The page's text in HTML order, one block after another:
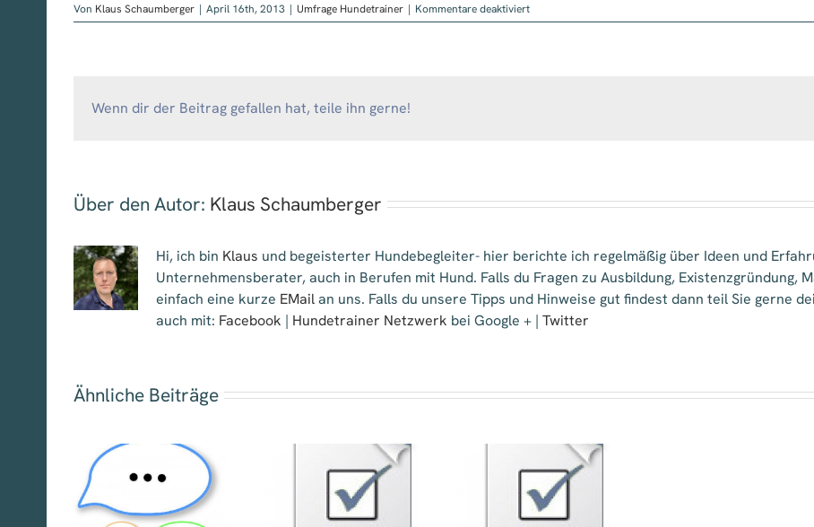
Von Klaus Schaumberger | April 16th, 2013 | Umfrage Hundetrainer | Kommentare deaktiviertfür
Monatsumfrage
Wenn dir der Beitrag gefallen hat, teile ihn gerne!
Über den Autor: Klaus Schaumberger
Hi, ich bin Klaus und begeisterter Hundebegleiter- hier berichte ich regelmäßig über Ideen und
Unternehmensberater, auch in Berufen mit Hund. Falls du Fragen zu Ausbildung,
einfach eine kurze EMailan uns. Falls du unsere Tipps und Hinweise gut findest dann teil Sie gerne
auch mit: Facebook | Hundetrainer Netzwerk bei Google + | Twitter
Ähnliche Beiträge
Monatsumfrage –
Juli: Welche
Gründe sprechen
Monatsumfrage –
Juni: Welche
Gründe sprechen
für Webinare in